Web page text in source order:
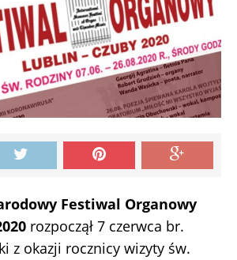
Festiwal Organowy
rozpoczął 7 czerwca br.
z okazji rocznicy wizyty św.